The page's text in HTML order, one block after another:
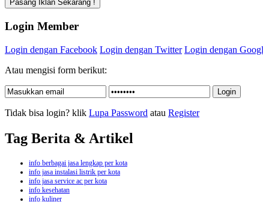
Login Member
Login dengan Facebook Login dengan Twitter Login dengan
Atau mengisi form berikut:
Tidak bisa login? klik Lupa Password atau Register
Tag Berita & Artikel
info berbagai jasa lengkap per kota
info jasa instalasi listrik per kota
info jasa service ac per kota
info kesehatan
info kuliner